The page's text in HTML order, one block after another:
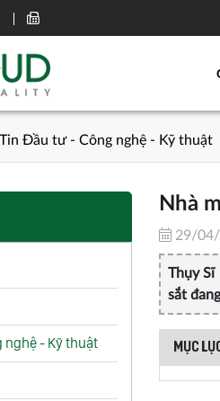
Tin Đầu tư - Công nghệ - Kỹ thuật
nghệ - Kỹ thuật
Nhà
29/
Thụy
sắt
MỤC